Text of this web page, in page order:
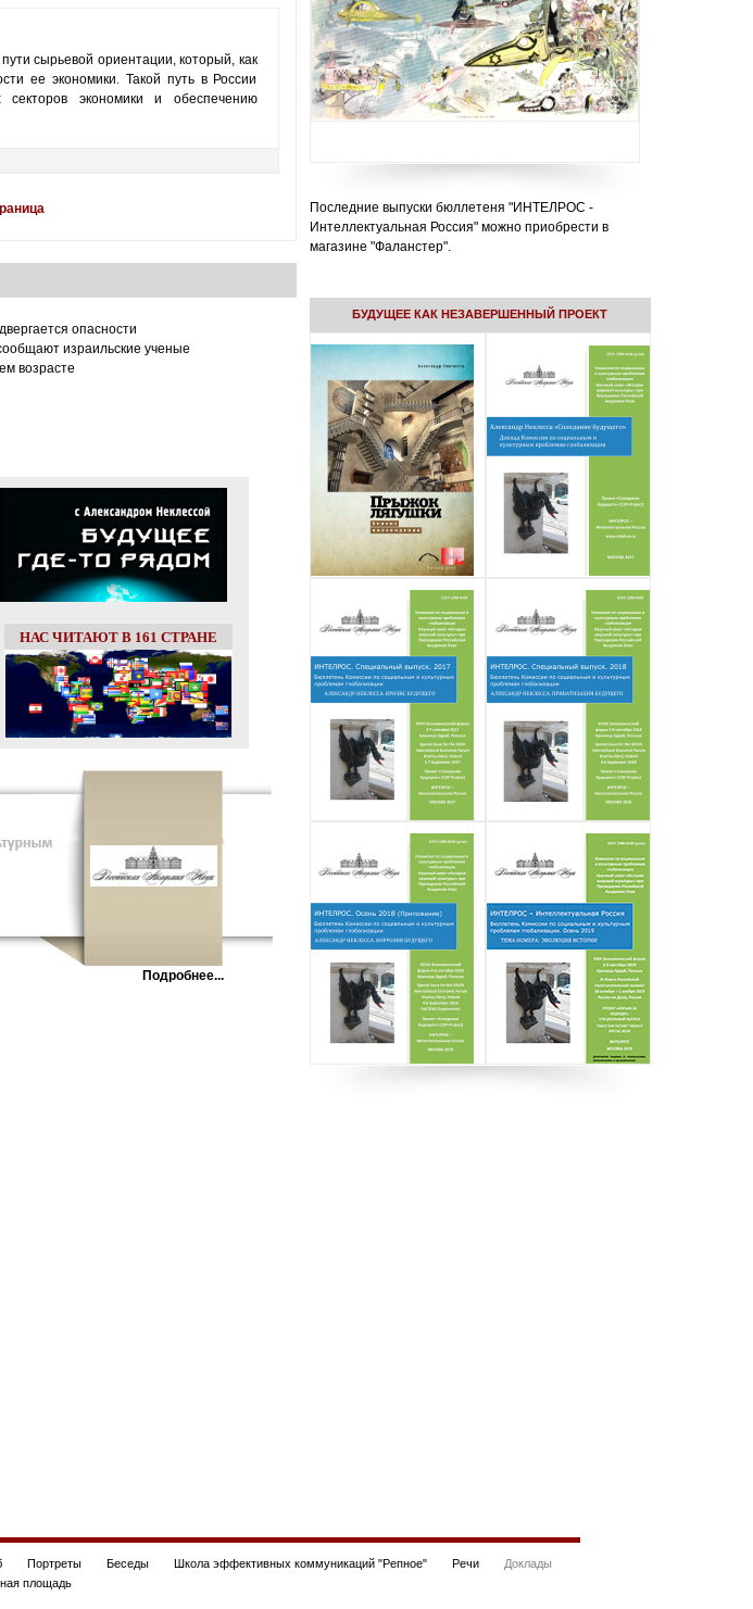
сырьевой ориентации, который, как
ее экономики. Такой путь в России
экономики и обеспечению
опасности
израильские ученые
возрасте
НАС ЧИТАЮТ В 161 СТРАНЕ
Подробнее...
Последние выпуски бюллетеня "ИНТЕЛРОС -
Интеллектуальная Россия" можно приобрести в
магазине "Фаланстер".
БУДУЩЕЕ КАК НЕЗАВЕРШЕННЫЙ ПРОЕКТ
Портреты Беседы Школа эффективных коммуникаций "Репное" Речи
Доклады
площадь